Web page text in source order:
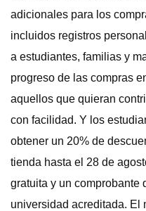
adicionales para los
incluidos registros
a estudiantes, familias y
progreso de las compras
aquellos que quieran
con facilidad. Y los
obtener un 20% de
tienda hasta el 28 de
gratuita y un comprobante
universidad acreditada. El